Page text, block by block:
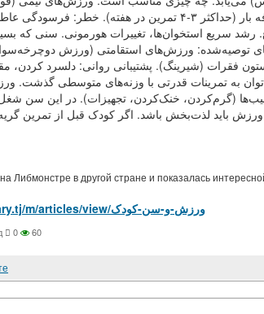
دوومیدانی. با احتیاط در برابر: اضافه بار (حداکثر ۳-۴
دوره بلوغ. رشد سریع استخوان‌ها، تغییرات هورمونی. سنی
توصیه‌شده: ورزش‌های استقامتی (ورزش
به تمرینات قدرتی با وزنه‌های متوسطی گذشت.
(گرم‌کردن، خنک‌کردن، تجهیزات). در این سن
Либмонстре в другой стране и показалась
https://library.tj/m/articles/view/ورزش-و-سن-کودک
0 60